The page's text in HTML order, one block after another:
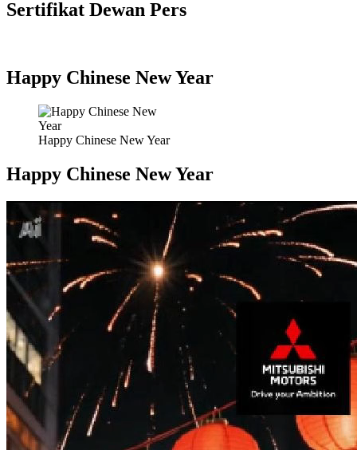
Sertifikat Dewan Pers
Happy Chinese New Year
Happy Chinese New Year
Happy Chinese New Year